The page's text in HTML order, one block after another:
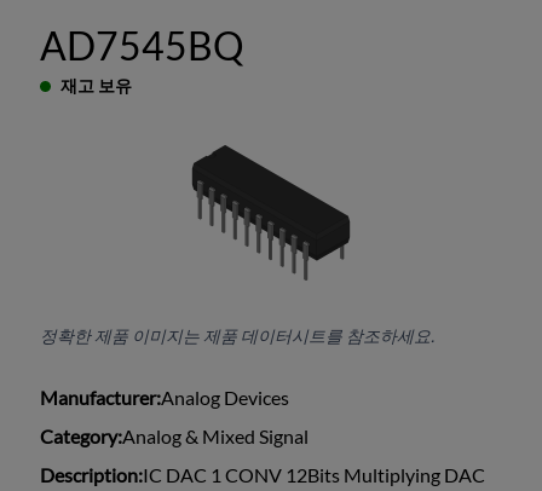
AD7545BQ
재고 보유
정확한 제품 이미지는 제품 데이터시트를 참조하세요.
Manufacturer:Analog Devices
Category:Analog & Mixed Signal
Description:IC DAC 1 CONV 12Bits Multiplying DAC